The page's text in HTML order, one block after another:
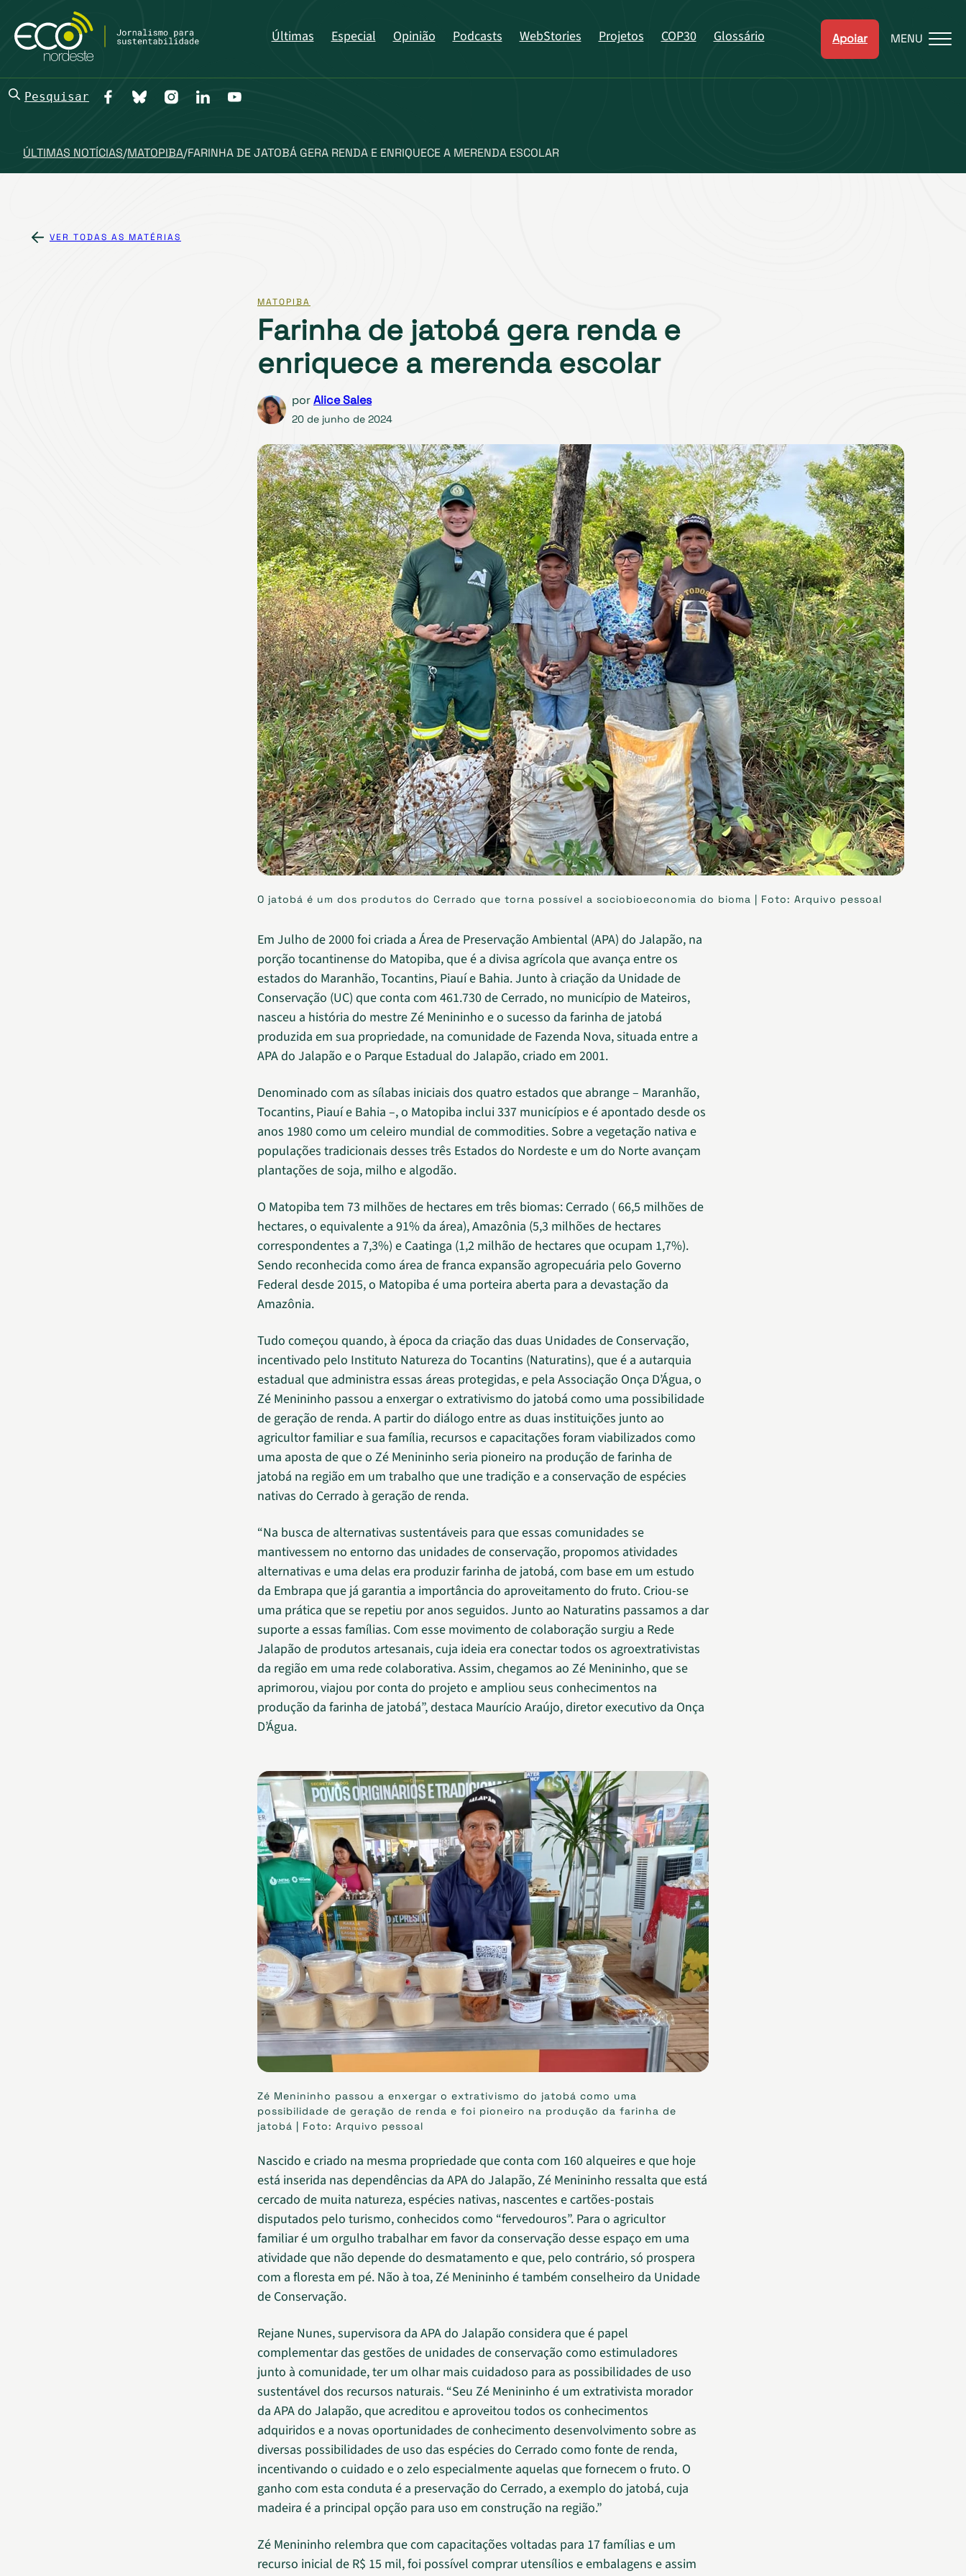
Últimas Especial Opinião Podcasts WebStories Projetos COP30 Glossário Apoiar MENU
Pesquisar
ÚLTIMAS NOTÍCIAS/MATOPIBA/FARINHA DE JATOBÁ GERA RENDA E ENRIQUECE A MERENDA ESCOLAR
VER TODAS AS MATÉRIAS
MATOPIBA
Farinha de jatobá gera renda e
enriquece a merenda escolar
porAlice Sales
20 de junho de 2024
O jatobá é um dos produtos do Cerrado que torna possível a sociobioeconomia do bioma | Foto: Arquivo pessoal
Em Julho de 2000 foi criada a Área de Preservação Ambiental (APA) do Jalapão, na
porção tocantinense do Matopiba, que é a divisa agrícola que avança entre os
estados do Maranhão, Tocantins, Piauí e Bahia. Junto à criação da Unidade de
Conservação (UC) que conta com 461.730 de Cerrado, no município de Mateiros,
nasceu a história do mestre Zé Menininho e o sucesso da farinha de jatobá
produzida em sua propriedade, na comunidade de Fazenda Nova, situada entre a
APA do Jalapão e o Parque Estadual do Jalapão, criado em 2001.
Denominado com as sílabas iniciais dos quatro estados que abrange – Maranhão,
Tocantins, Piauí e Bahia –, o Matopiba inclui 337 municípios e é apontado desde os
anos 1980 como um celeiro mundial de commodities. Sobre a vegetação nativa e
populações tradicionais desses três Estados do Nordeste e um do Norte avançam
plantações de soja, milho e algodão.
O Matopiba tem 73 milhões de hectares em três biomas: Cerrado ( 66,5 milhões de
hectares, o equivalente a 91% da área), Amazônia (5,3 milhões de hectares
correspondentes a 7,3%) e Caatinga (1,2 milhão de hectares que ocupam 1,7%).
Sendo reconhecida como área de franca expansão agropecuária pelo Governo
Federal desde 2015, o Matopiba é uma porteira aberta para a devastação da
Amazônia.
Tudo começou quando, à época da criação das duas Unidades de Conservação,
incentivado pelo Instituto Natureza do Tocantins (Naturatins), que é a autarquia
estadual que administra essas áreas protegidas, e pela Associação Onça D’Água, o
Zé Menininho passou a enxergar o extrativismo do jatobá como uma possibilidade
de geração de renda. A partir do diálogo entre as duas instituições junto ao
agricultor familiar e sua família, recursos e capacitações foram viabilizados como
uma aposta de que o Zé Menininho seria pioneiro na produção de farinha de
jatobá na região em um trabalho que une tradição e a conservação de espécies
nativas do Cerrado à geração de renda.
“Na busca de alternativas sustentáveis para que essas comunidades se
mantivessem no entorno das unidades de conservação, propomos atividades
alternativas e uma delas era produzir farinha de jatobá, com base em um estudo
da Embrapa que já garantia a importância do aproveitamento do fruto. Criou-se
uma prática que se repetiu por anos seguidos. Junto ao Naturatins passamos a dar
suporte a essas famílias. Com esse movimento de colaboração surgiu a Rede
Jalapão de produtos artesanais, cuja ideia era conectar todos os agroextrativistas
da região em uma rede colaborativa. Assim, chegamos ao Zé Menininho, que se
aprimorou, viajou por conta do projeto e ampliou seus conhecimentos na
produção da farinha de jatobá”, destaca Maurício Araújo, diretor executivo da Onça
D’Água.
Zé Menininho passou a enxergar o extrativismo do jatobá como uma
possibilidade de geração de renda e foi pioneiro na produção da farinha de
jatobá | Foto: Arquivo pessoal
Nascido e criado na mesma propriedade que conta com 160 alqueires e que hoje
está inserida nas dependências da APA do Jalapão, Zé Menininho ressalta que está
cercado de muita natureza, espécies nativas, nascentes e cartões-postais
disputados pelo turismo, conhecidos como “fervedouros”. Para o agricultor
familiar é um orgulho trabalhar em favor da conservação desse espaço em uma
atividade que não depende do desmatamento e que, pelo contrário, só prospera
com a floresta em pé. Não à toa, Zé Menininho é também conselheiro da Unidade
de Conservação.
Rejane Nunes, supervisora da APA do Jalapão considera que é papel
complementar das gestões de unidades de conservação como estimuladores
junto à comunidade, ter um olhar mais cuidadoso para as possibilidades de uso
sustentável dos recursos naturais. “Seu Zé Menininho é um extrativista morador
da APA do Jalapão, que acreditou e aproveitou todos os conhecimentos
adquiridos e a novas oportunidades de conhecimento desenvolvimento sobre as
diversas possibilidades de uso das espécies do Cerrado como fonte de renda,
incentivando o cuidado e o zelo especialmente aquelas que fornecem o fruto. O
ganho com esta conduta é a preservação do Cerrado, a exemplo do jatobá, cuja
madeira é a principal opção para uso em construção na região.”
Zé Menininho relembra que com capacitações voltadas para 17 famílias e um
recurso inicial de R$ 15 mil, foi possível comprar utensílios e embalagens e assim